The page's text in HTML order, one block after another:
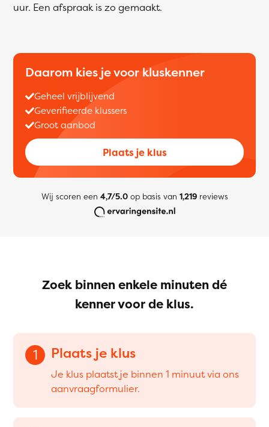
uur. Een afspraak is zo gemaakt.
Daarom kies je voor kluskenner
Geheel vrijblijvend
Geverifieerde klussers
Groot aanbod
Plaats je klus
Wij scoren een 4,7/5.0op basis van 1,219reviews
Zoek binnen enkele minuten dé
kenner voor de klus.
1 Plaats je klus
Je klus plaatst je binnen 1 minuut via ons
aanvraagformulier.